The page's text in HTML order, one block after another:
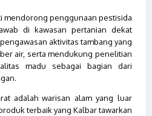
mendorong penggunaan pestisida
di kawasan pertanian dekat
aktivitas tambang yang
air, serta mendukung penelitian
madu sebagai bagian dari
adalah warisan alam yang luar
terbaik yang Kalbar tawarkan